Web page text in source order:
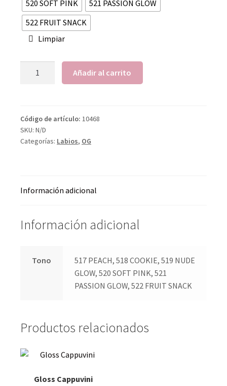
520 SOFT PINK
521 PASSION GLOW
522 FRUIT SNACK
Limpiar
Añadir al carrito
Código de artículo: 10468
SKU: N/D
Categorías: Labios, OG
Información adicional
Información adicional
Tono
517 PEACH, 518 COOKIE, 519 NUDE
GLOW, 520 SOFT PINK, 521
PASSION GLOW, 522 FRUIT SNACK
Productos relacionados
Gloss Cappuvini